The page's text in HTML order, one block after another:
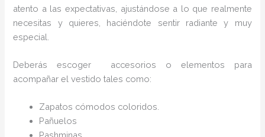
atento a las expectativas, ajustándose a lo que realmente
necesitas y quieres, haciéndote sentir radiante y muy
especial.
Deberás escoger accesorios o elementos para
acompañar el vestido tales como:
Zapatos cómodos coloridos.
Pañuelos